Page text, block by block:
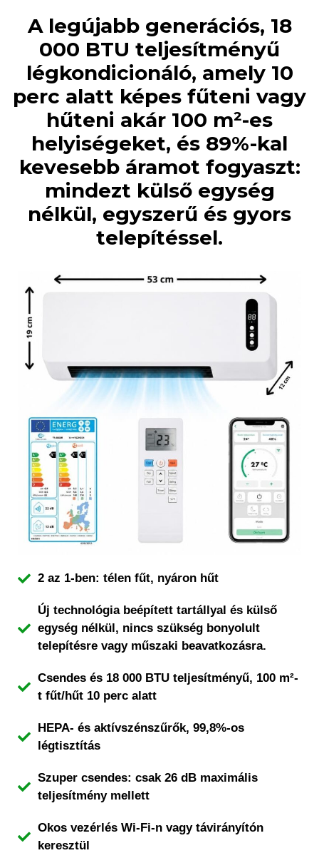
A legújabb generációs, 18
000 BTU teljesítményű
légkondicionáló, amely 10
perc alatt képes fűteni vagy
hűteni akár 100 m²-es
helyiségeket, és 89%-kal
kevesebb áramot fogyaszt:
mindezt külső egység
nélkül, egyszerű és gyors
telepítéssel.
2 az 1-ben: télen fűt, nyáron hűt
Új technológia beépített tartállyal és külső
egység nélkül, nincs szükség bonyolult
telepítésre vagy műszaki beavatkozásra.
Csendes és 18 000 BTU teljesítményű, 100 m²-
t fűt/hűt 10 perc alatt
HEPA- és aktívszénszűrők, 99,8%-os
légtisztítás
Szuper csendes: csak 26 dB maximális
teljesítmény mellett
Okos vezérlés Wi-Fi-n vagy távirányítón
keresztül